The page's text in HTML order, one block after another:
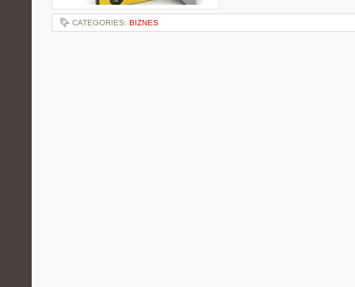
CATEGORIES: BIZNES